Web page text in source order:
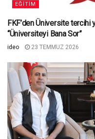
EĞITIM
FKF’den Üniversite tercihi
“Üniversiteyi Bana Sor”
ideo 23 TEMMUZ 2026